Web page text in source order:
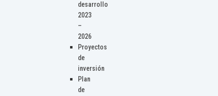
desarrollo
2023
–
2026
Proyectos
de
inversión
Plan
de